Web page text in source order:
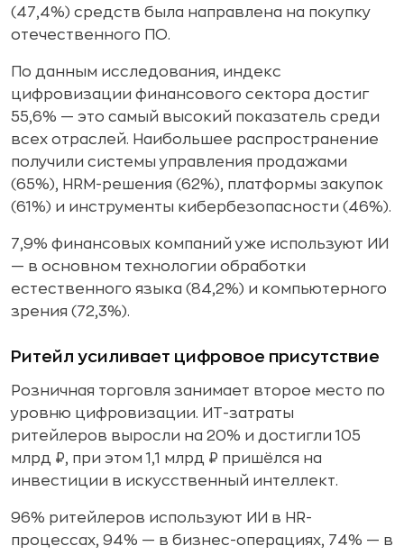
(47,4%) средств была направлена на покупку
отечественного ПО.
По данным исследования, индекс
цифровизации финансового сектора достиг
55,6% — это самый высокий показатель среди
всех отраслей. Наибольшее распространение
получили системы управления продажами
(65%), HRM-решения (62%), платформы закупок
(61%) и инструменты кибербезопасности (46%).
7,9% финансовых компаний уже используют ИИ
— в основном технологии обработки
естественного языка (84,2%) и компьютерного
зрения (72,3%).
Ритейл усиливает цифровое присутствие
Розничная торговля занимает второе место по
уровню цифровизации. ИТ-затраты
ритейлеров выросли на 20% и достигли 105
млрд ₽, при этом 1,1 млрд ₽ пришёлся на
инвестиции в искусственный интеллект.
96% ритейлеров используют ИИ в HR-
процессах, 94% — в бизнес-операциях, 74% — в